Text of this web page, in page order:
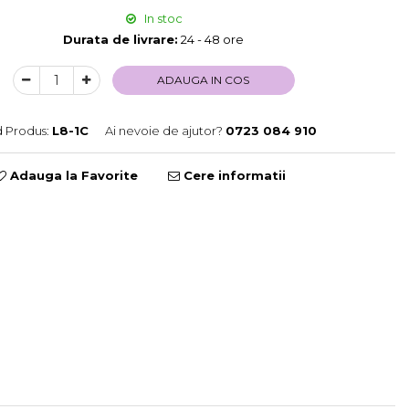
In stoc
Durata de livrare: 24 - 48 ore
ADAUGA IN COS
Produs: L8-1C Ai nevoie de ajutor? 0723 084 910
Adauga la Favorite Cere informatii